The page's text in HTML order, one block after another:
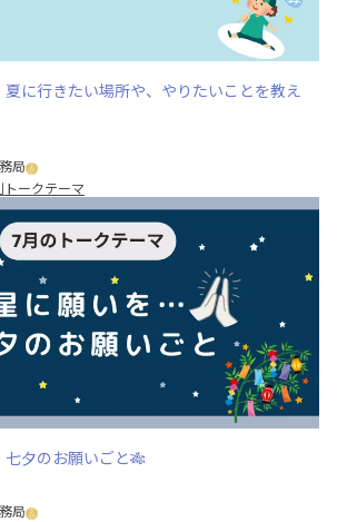
夏に行きたい場所や、やりたいことを教え
局
トークテーマ
七夕のお願いごと🎋
局